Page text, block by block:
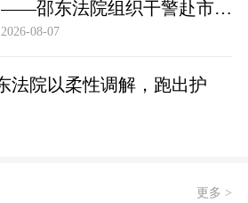
——邵东法院组织干警赴市禁
毒教育基地参观学习
2026-08-07
法院以柔性调解，跑出护
更多 >